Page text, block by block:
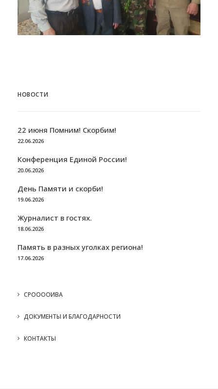
НОВОСТИ
22 июня Помним! Скорбим!
22.06.2026
Конференция Единой России!
20.06.2026
День Памяти и скорби!
19.06.2026
Журналист в гостях.
18.06.2026
Память в разных уголках региона!
17.06.2026
СРООООИВА
ДОКУМЕНТЫ И БЛАГОДАРНОСТИ
КОНТАКТЫ